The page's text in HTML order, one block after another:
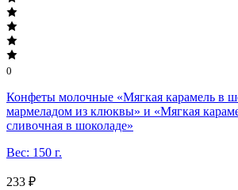
0
Конфеты молочные «Мягкая карамель в
мармеладом из клюквы» и «Мягкая
сливочная в шоколаде»
Вес: 150 г.
233 ₽